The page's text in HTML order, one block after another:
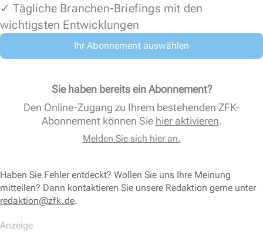
✓ Tägliche Branchen-Briefings mit den
wichtigsten Entwicklungen
Ihr Abonnement auswählen
Sie haben bereits ein Abonnement?
Den Online-Zugang zu Ihrem bestehenden ZFK-
Abonnement können Sie hier aktivieren.
Melden Sie sich hier an.
Haben Sie Fehler entdeckt? Wollen Sie uns Ihre Meinung
mitteilen? Dann kontaktieren Sie unsere Redaktion gerne unter
redaktion@zfk.de.